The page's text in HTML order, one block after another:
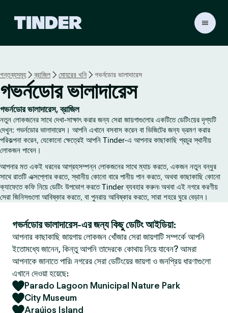
r
হো
ম
গন্তব্যসমূহ ব্রাজিল মোহরের খনি গভর্নডোর ভালাদারেস
গভর্নডোর ভালাদারেস
গভর্নডোর ভালাদারেস, ব্রাজিল
নতুন লোকজনের সাথে দেখা-সাক্ষাৎ করার জন্য সেরা জায়গাগুলোর একটিতে ডেটিংয়ের দৃশ্যটি
দেখুন: গভর্নডোর ভালাদারেস। আপনি এখানে বসবাস করেন বা ভিজিটের জন্য ভ্রমণ করার
পরিকল্পনা করেন, যেকোনো ক্ষেত্রেই আপনি Tinder-এ আপনার কাছাকাছি প্রচুর স্থানীয়
লোকজন পাবেন।
আপনার মত একই ধরনের আগ্রহসম্পন্ন লোকজনের সাথে ম্যাচ করতে, একজন নতুন বন্ধুর
সাথে রাতটি এক্সপ্লোর করতে, স্থানীয় কোনো বারে পানীয় পান করতে, অথবা কাছাকাছি কোনো
ক্যাফেতে কফি নিয়ে ডেটিং উপভোগ করতে Tinder ব্যবহার করুন৷ অথবা এই নগরে করণীয়
সেরা জিনিসগুলো আবিষ্কার করতে, বা পুনরায় আবিষ্কার করতে, সারা শহরে ঘুরে বেড়ান।
গভর্নডোর ভালাদারেস-এর জন্য কিছু ডেটিং আইডিয়া:
আপনার কাছাকাছি জায়গায় লোকজন খোঁজার সেরা জায়গাটি সম্পর্কে আপনি
ইতোমধ্যে জানেন, কিন্তু আপনি তাদেরকে কোথায় নিয়ে যাবেন? আমরা
আপনাকে জানাতে পারি৷ নগরের সেরা ডেটিংয়ের জায়গা ও জনপ্রিয় ধারণাগুলো
এখানে দেওয়া হয়েছে:
Parado Lagoon Municipal Nature Park
City Museum
Araújos Island